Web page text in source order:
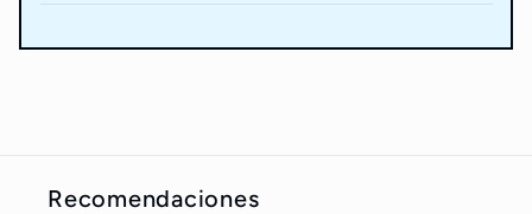
Recomendaciones